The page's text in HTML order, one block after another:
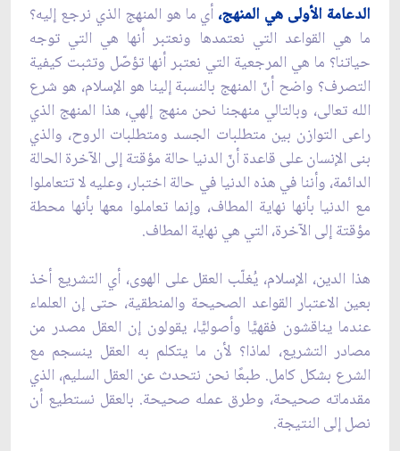
الدعامة الأولى هي المنهج، أي ما هو المنهج الذي نرجع إليه؟
ما هي القواعد التي نعتمدها ونعتبر أنها هي التي توجه
حياتنا؟ ما هي المرجعية التي نعتبر أنها تؤصّل وتثبت كيفية
التصرف؟ واضح أنّ المنهج بالنسبة إلينا هو الإسلام، هو شرع
الله تعالى، وبالتالي منهجنا نحن منهج إلهي، هذا المنهج الذي
راعى التوازن بين متطلبات الجسد ومتطلبات الروح، والذي
بنى الإنسان على قاعدة أنّ الدنيا حالة مؤقتة إلى الآخرة الحالة
الدائمة، وأننا في هذه الدنيا في حالة اختبار، وعليه لا تتعاملوا
مع الدنيا بأنها نهاية المطاف، وإنما تعاملوا معها بأنها محطة
مؤقتة إلى الآخرة، التي هي نهاية المطاف.
هذا الدين، الإسلام، يُغلّب العقل على الهوى، أي التشريع أخذ
بعين الاعتبار القواعد الصحيحة والمنطقية، حتى إن العلماء
عندما يناقشون فقهيًّا وأصوليًّا، يقولون إن العقل مصدر من
مصادر التشريع، لماذا؟ لأن ما يتكلم به العقل ينسجم مع
الشرع بشكل كامل. طبعًا نحن نتحدث عن العقل السليم، الذي
مقدماته صحيحة، وطرق عمله صحيحة. بالعقل نستطيع أن
نصل إلى النتيجة.